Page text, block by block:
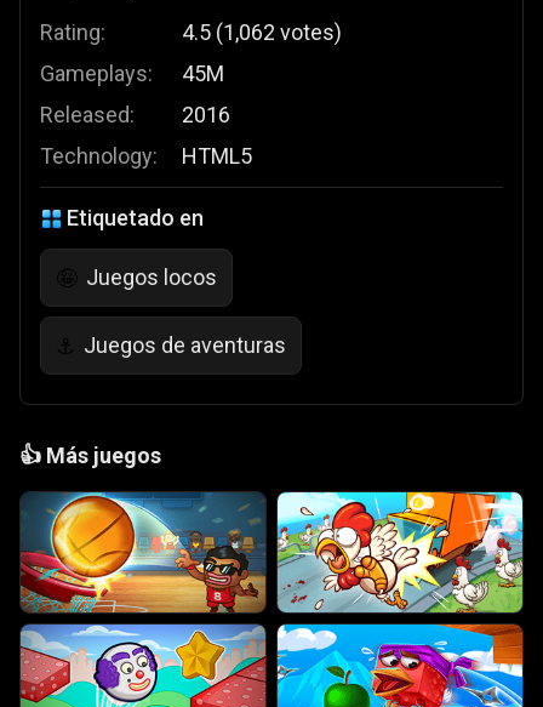
Rating:
Gameplays:
Released:
Technology:
4.5 (1,062 votes)
45M
2016
HTML5
Etiquetado en
🤪 Juegos locos
⚓ Juegos de aventuras
👍 Más juegos